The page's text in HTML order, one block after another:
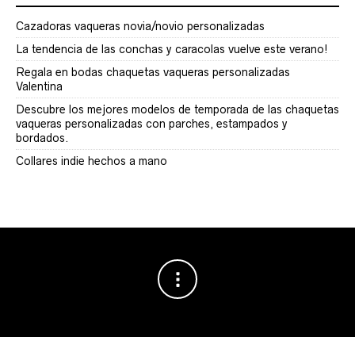
Cazadoras vaqueras novia/novio personalizadas
La tendencia de las conchas y caracolas vuelve este verano!
Regala en bodas chaquetas vaqueras personalizadas
Valentina
Descubre los mejores modelos de temporada de las chaquetas
vaqueras personalizadas con parches, estampados y
bordados.
Collares indie hechos a mano